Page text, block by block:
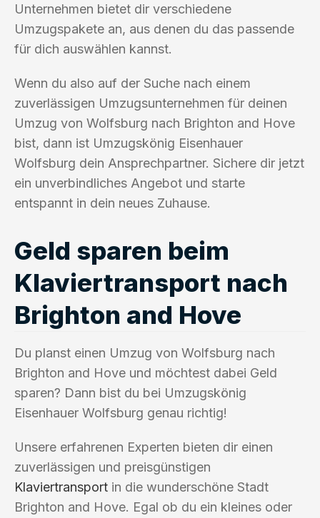
Unternehmen bietet dir verschiedene
Umzugspakete an, aus denen du das passende
für dich auswählen kannst.
Wenn du also auf der Suche nach einem
zuverlässigen Umzugsunternehmen für deinen
Umzug von Wolfsburg nach Brighton and Hove
bist, dann ist Umzugskönig Eisenhauer
Wolfsburg dein Ansprechpartner. Sichere dir jetzt
ein unverbindliches Angebot und starte
entspannt in dein neues Zuhause.
Geld sparen beim
Klaviertransport nach
Brighton and Hove
Du planst einen Umzug von Wolfsburg nach
Brighton and Hove und möchtest dabei Geld
sparen? Dann bist du bei Umzugskönig
Eisenhauer Wolfsburg genau richtig!
Unsere erfahrenen Experten bieten dir einen
zuverlässigen und preisgünstigen
Klaviertransport in die wunderschöne Stadt
Brighton and Hove. Egal ob du ein kleines oder